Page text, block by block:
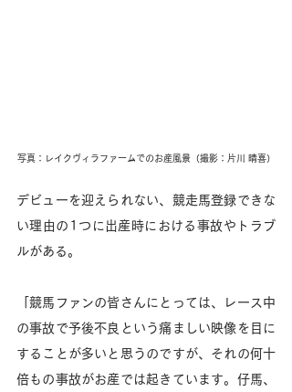
写真：レイクヴィラファームでのお産風景（撮影：片川 晴喜）
デビューを迎えられない、競走馬登録できな
い理由の1つに出産時における事故やトラブ
ルがある。
「競馬ファンの皆さんにとっては、レース中
の事故で予後不良という痛ましい映像を目に
することが多いと思うのですが、それの何十
倍もの事故がお産では起きています。仔馬、